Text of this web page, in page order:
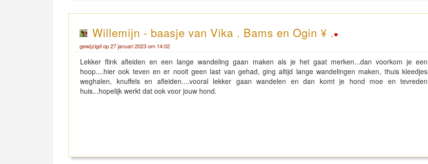
Willemijn - baasje van Vika . Bams en Ogin ¥ .
gewijzigd op 27 januari 2023 om 14:02
Lekker flink afleiden en een lange wandeling gaan maken als je het gaat merken...dan voorkom je een
hoop....hier ook teven en er nooit geen last van gehad, ging altijd lange wandelingen maken, thuis kleedjes
weghalen, knuffels en afleiden....vooral lekker gaan wandelen en dan komt je hond moe en tevreden
huis...hopelijk werkt dat ook voor jouw hond.